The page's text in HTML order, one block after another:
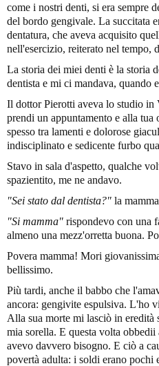
come i nostri denti, si era sempre
del bordo gengivale. La succitata
dentatura, che aveva acquisito
nell'esercizio, reiterato nel tempo,
La storia dei miei denti è la storia
dentista e mi ci mandava, quando
Il dottor Pierotti aveva lo studio in
prendi un appuntamento e alla
spesso tra lamenti e dolorose
indisciplinato e sedicente furbo
Stavo in sala d'aspetto, qualche
spazientito, me ne andavo.
"Sei stato dal dentista?" la
"Si mamma" rispondevo con una
almeno una mezz'orretta buona.
Povera mamma! Mori
bellissimo.
Più tardi, anche il babbo che
ancora: gengivite espulsiva. L'ho
Alla sua morte mi lasciò in
mia sorella. E questa volta
avevo davvero bisogno. E ciò a
povertà adulta: i soldi erano pochi